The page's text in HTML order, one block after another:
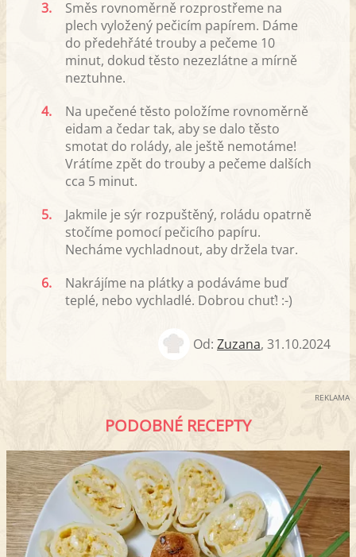
3.
Směs rovnoměrně rozprostřeme na
plech vyložený pečicím papírem. Dáme
do předehřáté trouby a pečeme 10
minut, dokud těsto nezezlátne a mírně
neztuhne.
4.
Na upečené těsto položíme rovnoměrně
eidam a čedar tak, aby se dalo těsto
smotat do rolády, ale ještě nemotáme!
Vrátíme zpět do trouby a pečeme dalších
cca 5 minut.
5.
Jakmile je sýr rozpuštěný, roládu opatrně
stočíme pomocí pečicího papíru.
Necháme vychladnout, aby držela tvar.
6.
Nakrájíme na plátky a podáváme buď
teplé, nebo vychladlé. Dobrou chuť! :-)
Od: Zuzana, 31.10.2024
REKLAMA
PODOBNÉ RECEPTY